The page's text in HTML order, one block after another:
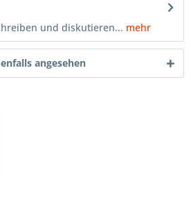
und diskutieren... mehr
angesehen